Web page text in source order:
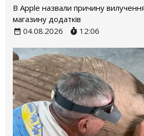
В Apple назвали причину
магазину додатків
04.08.2026
12:06